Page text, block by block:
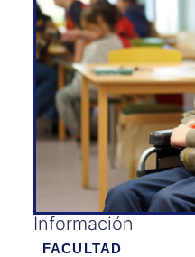
Información
FACULTAD